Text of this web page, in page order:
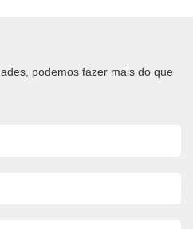
podemos fazer mais do que